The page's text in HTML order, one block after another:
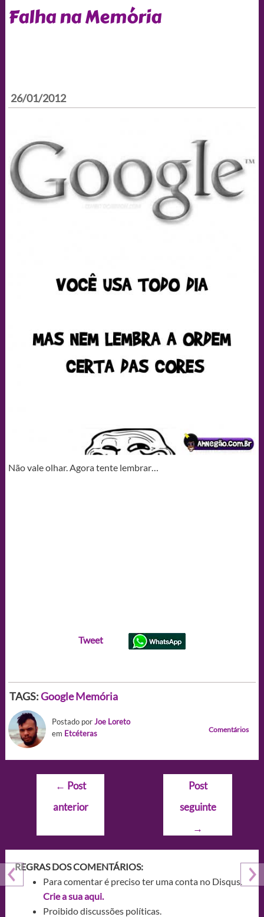
Falha na Memória
26/01/2012
Não vale olhar. Agora tente lembrar…
Tweet
TAGS:GoogleMemória
Postado porJoe Loreto
em Etcéteras Comentários
Navegação
Post
← Post
anterior
Post
seguinte
→
REGRAS DOS COMENTÁRIOS:
Para comentar é preciso ter uma conta no Disqus.
Crie a sua aqui.
Proibido discussões políticas.